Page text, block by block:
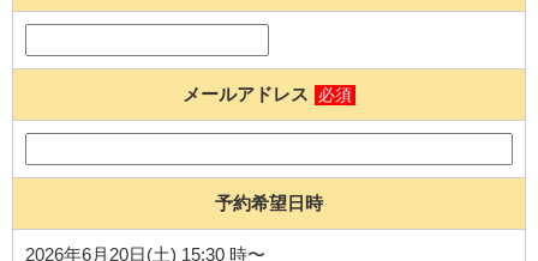
メールアドレス 必須
予約希望日時
2026年6月20日(土) 15:30 時〜